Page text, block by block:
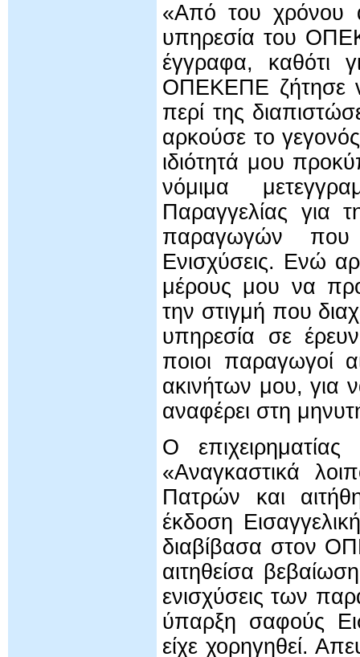
«Από του χρόνου
υπηρεσία του
έγγραφα, καθότι
ΟΠΕΚΕΠΕ ζήτησε
περί της
αρκούσε το
ιδιότητά μου
νόμιμα
Παραγγελίας για
παραγωγών που
Ενισχύσεις. Ενώ
μέρους μου να
την στιγμή που
υπηρεσία σε
ποιοι παραγωγοί
ακινήτων μου, για
αναφέρει στη
Ο
«Αναγκαστικά
Πατρών και
έκδοση
διαβίβασα στον
αιτηθείσα
ενισχύσεις των
ύπαρξη σαφούς
είχε χορηγηθεί.